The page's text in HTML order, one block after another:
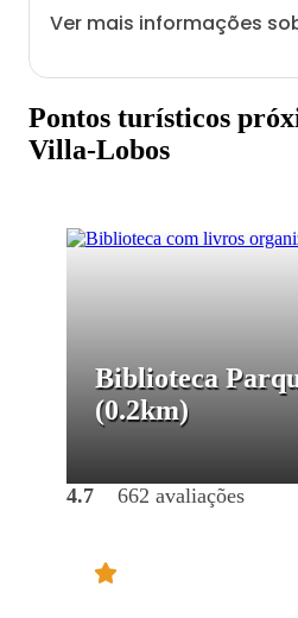
Ver mais informações
Pontos turísticos
Villa-Lobos
Biblioteca
(0.2km)
4.7 662 avaliações